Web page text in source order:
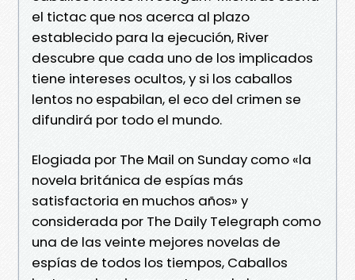
el tictac que nos acerca al plazo
establecido para la ejecución, River
descubre que cada uno de los implicados
tiene intereses ocultos, y si los caballos
lentos no espabilan, el eco del crimen se
difundirá por todo el mundo.
Elogiada por The Mail on Sunday como «la
novela británica de espías más
satisfactoria en muchos años» y
considerada por The Daily Telegraph como
una de las veinte mejores novelas de
espías de todos los tiempos, Caballos